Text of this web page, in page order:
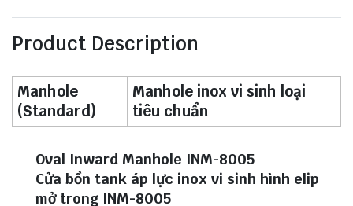
Product Description
Manhole
(Standard)
Manhole inox vi sinh loại
tiêu chuẩn
Oval Inward Manhole INM-8005
Cửa bồn tank áp lực inox vi sinh hình elip
mở trong INM-8005